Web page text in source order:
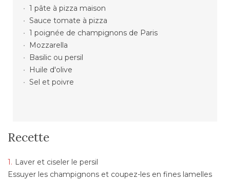
1 pâte à pizza maison
Sauce tomate à pizza
1 poignée de champignons de Paris
Mozzarella
Basilic ou persil
Huile d'olive
Sel et poivre
Recette
Laver et ciseler le persil
Essuyer les champignons et coupez-les en fines lamelles